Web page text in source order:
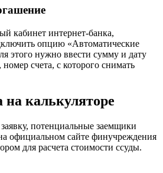
кабинет интернет-банка,
опцию «Автоматические
этого нужно ввести сумму и дату
счета, с которого снимать
на калькуляторе
потенциальные заемщики
официальном сайте финучреждения
для расчета стоимости ссуды.